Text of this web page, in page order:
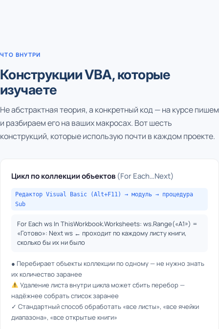
ЧТО ВНУТРИ
Конструкции VBA, которые
изучаете
Не абстрактная теория, а конкретный код — на курсе пишем
и разбираем его на ваших макросах. Вот шесть
конструкций, которые использую почти в каждом проекте.
Цикл по коллекции объектов (For Each…Next)
Редактор Visual Basic (Alt+F11) → модуль → процедура
Sub
For Each ws In ThisWorkbook.Worksheets: ws.Range(«A1») =
«Готово»: Next ws ← проходит по каждому листу книги,
сколько бы их ни было
● Перебирает объекты коллекции по одному — не нужно знать
их количество заранее
Удаление листа внутри цикла может сбить перебор —
надёжнее собрать список заранее
✓ Стандартный способ обработать «все листы», «все ячейки
диапазона», «все открытые книги»